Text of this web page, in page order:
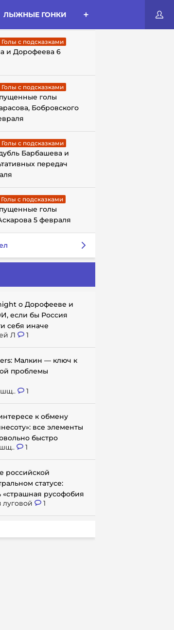
ЛЫЖНЫЕ ГОНКИ
с подсказками
и Дорофеева 6
с подсказками
голы
Бобровского
с подсказками
Барбашева и
передач
с подсказками
голы
5 февраля
о Дорофееве и
если бы Россия
себя иначе
Л 1
Малкин — ключ к
проблемы
1
к обмену
все элементы
быстро
1
российской
статусе:
«страшная русофобия
луговой 1